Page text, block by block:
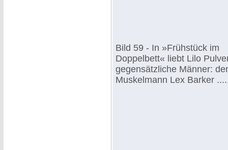
Bild 59 - In »Frühstück im
Doppelbett« liebt Lilo
gegensätzliche Männer:
Muskelmann Lex Barker